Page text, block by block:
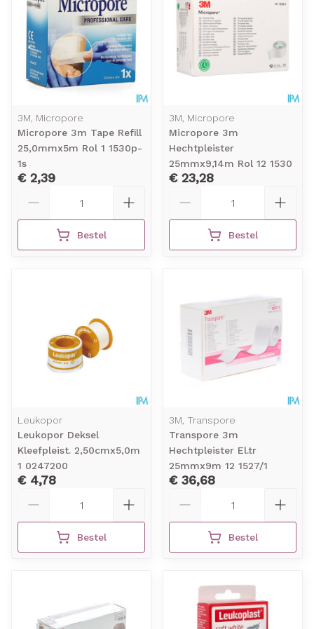
3M, Micropore
Micropore 3m Tape Refill
25,0mmx5m Rol 1 1530p-
1s
€ 2,39
Bestel
3M, Micropore
Micropore 3m
Hechtpleister
25mmx9,14m Rol 12 1530
€ 23,28
Bestel
Leukopor
Leukopor Deksel
Kleefpleist. 2,50cmx5,0m
1 0247200
€ 4,78
Bestel
3M, Transpore
Transpore 3m
Hechtpleister El.tr
25mmx9m 12 1527/1
€ 36,68
Bestel